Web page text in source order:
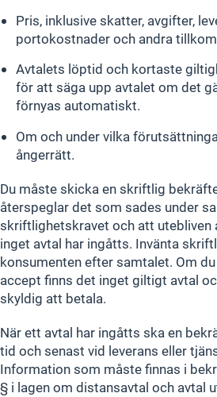
Pris, inklusive skatter, avgifter,
portokostnader och andra
Avtalets löptid och kortaste
för att säga upp avtalet om det
förnyas automatiskt.
Om och under vilka
ångerrätt.
Du måste skicka en skriftlig
återspeglar det som sades under
skriftlighetskravet och att utebliven
inget avtal har ingåtts. Invänta
konsumenten efter samtalet. Om
accept finns det inget giltigt avtal
skyldig att betala.
När ett avtal har ingåtts ska en
tid och senast vid leverans eller
Information som måste finnas i
§ i lagen om distansavtal och avtal